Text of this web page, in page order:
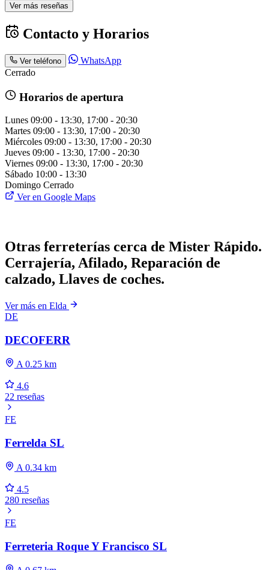
Ver más reseñas
Contacto y Horarios
Ver teléfono
WhatsApp
Cerrado
Horarios de apertura
Lunes 09:00 - 13:30, 17:00 - 20:30
Martes 09:00 - 13:30, 17:00 - 20:30
Miércoles 09:00 - 13:30, 17:00 - 20:30
Jueves 09:00 - 13:30, 17:00 - 20:30
Viernes 09:00 - 13:30, 17:00 - 20:30
Sábado 10:00 - 13:30
Domingo Cerrado
Ver en Google Maps
Otras ferreterías cerca de Mister Rápido.
Cerrajería, Afilado, Reparación de
calzado, Llaves de coches.
Ver más en Elda
DE
DECOFERR
A 0.25 km
4.6
22 reseñas
FE
Ferrelda SL
A 0.34 km
4.5
280 reseñas
FE
Ferreteria Roque Y Francisco SL